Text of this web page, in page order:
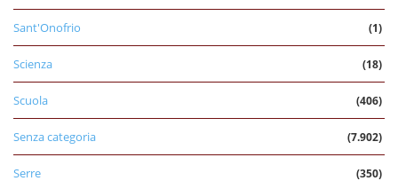
Sant'Onofrio (1)
Scienza (18)
Scuola (406)
Senza categoria (7.902)
Serre (350)